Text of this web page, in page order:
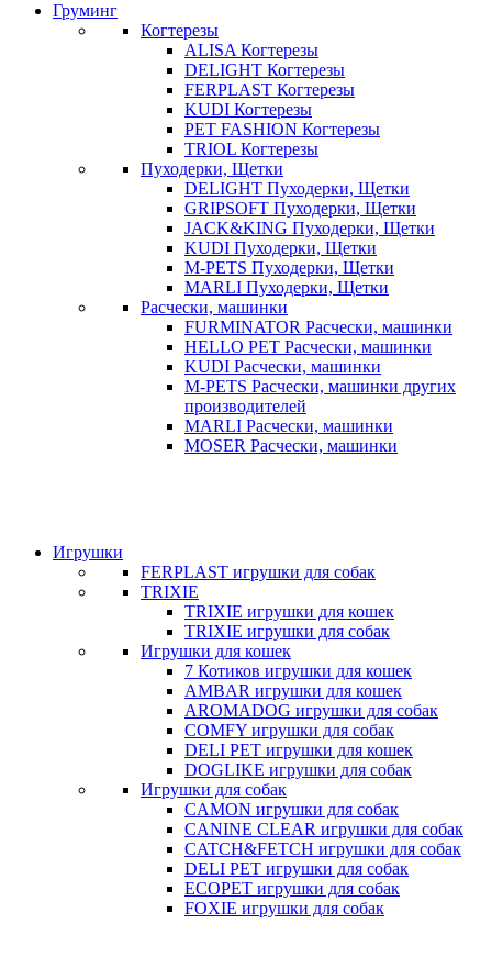
Груминг
Когтерезы
ALISA Когтерезы
DELIGHT Когтерезы
FERPLAST Когтерезы
KUDI Когтерезы
PET FASHION Когтерезы
TRIOL Когтерезы
Пуходерки, Щетки
DELIGHT Пуходерки, Щетки
GRIPSOFT Пуходерки, Щетки
JACK&KING Пуходерки, Щетки
KUDI Пуходерки, Щетки
M-PETS Пуходерки, Щетки
MARLI Пуходерки, Щетки
Расчески, машинки
FURMINATOR Расчески, машинки
HELLO PET Расчески, машинки
KUDI Расчески, машинки
M-PETS Расчески, машинки других
производителей
MARLI Расчески, машинки
MOSER Расчески, машинки
Игрушки
FERPLAST игрушки для собак
TRIXIE
TRIXIE игрушки для кошек
TRIXIE игрушки для собак
Игрушки для кошек
7 Котиков игрушки для кошек
AMBAR игрушки для кошек
AROMADOG игрушки для собак
COMFY игрушки для собак
DELI PET игрушки для кошек
DOGLIKE игрушки для собак
Игрушки для собак
CAMON игрушки для собак
CANINE CLEAR игрушки для собак
CATCH&FETCH игрушки для собак
DELI PET игрушки для собак
ECOPET игрушки для собак
FOXIE игрушки для собак